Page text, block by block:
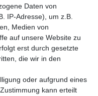
Daten von
IP-Adresse), um z.B.
Medien von
auf unsere Website zu
erst durch gesetzte
die wir in den
oder aufgrund eines
kann erteilt